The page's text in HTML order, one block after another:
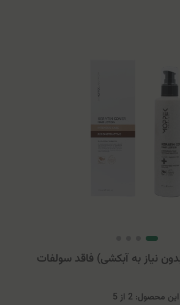
نیاز به آبکشی) فاقد سولفات
این محصول: 2 از 5